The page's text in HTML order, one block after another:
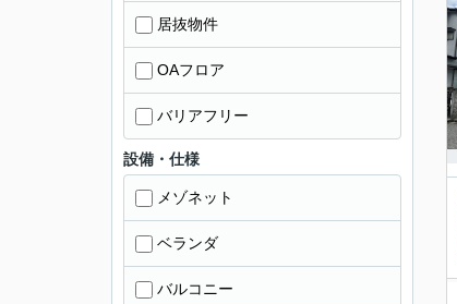
居抜物件
OAフロア
バリアフリー
設備・仕様
メゾネット
ベランダ
バルコニー